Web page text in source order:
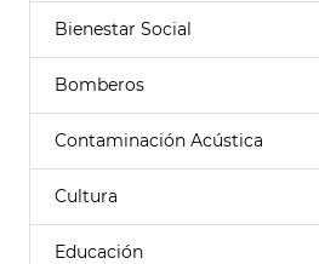
Bienestar Social
Bomberos
Contaminación Acústica
Cultura
Educación